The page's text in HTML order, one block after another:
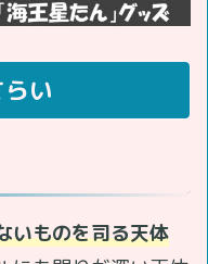
い
いものを司る天体